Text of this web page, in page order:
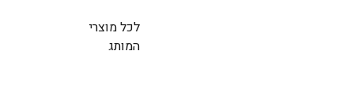
לכל מוצרי
המותג